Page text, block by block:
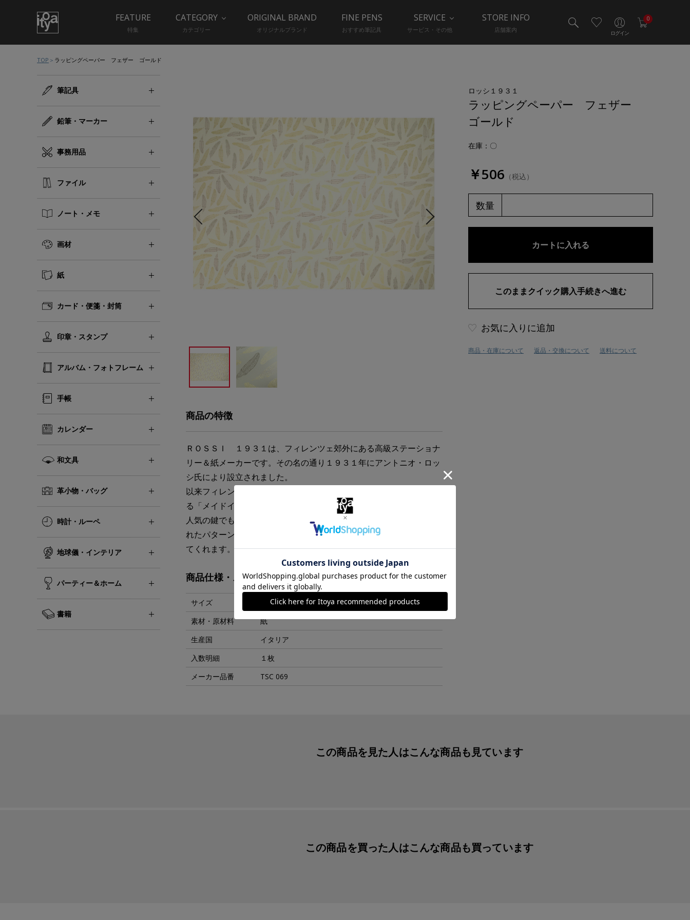
ログイン
0
FEATURE
特集
CATEGORY
カテゴリー
ORIGINAL BRAND
オリジナルブランド
FINE PENS
おすすめ筆記具
SERVICE
サービス・その他
STORE INFO
店舗案内
TOP ラッピングペーパー フェザー ゴールド
筆記具
鉛筆・マーカー
事務用品
ファイル
ノート・メモ
画材
紙
カード・便箋・封筒
印章・スタンプ
アルバム・フォトフレーム
手帳
カレンダー
和文具
革小物・バッグ
時計・ルーペ
地球儀・インテリア
パーティー＆ホーム
書籍
ロッシ１９３１
ラッピングペーパー フェザー
ゴールド
在庫：〇
￥506 （税込）
数量
お気に入りに追加
商品・在庫について 返品・交換について 送料について
商品の特徴
ＲＯＳＳＩ １９３１は、フィレンツェ郊外にある高級ステーショナ
リー＆紙メーカーです。その名の通り１９３１年にアントニオ・ロッ
シ氏により設立されました。
以来フィレンツェに息づく美しさ、芸術、職人の技術などを基礎とす
る「メイドインイタリー」にこだわった製品を作り続けています。
人気の鍵でもある高品質の紙にレタープレスと箔などを用いて印刷さ
れたパターンデザインは、クラシカルな中にもモダンな印象を演出し
てくれます。
商品仕様・スペック
サイズ
500x700mm
素材・原材料
紙
生産国
イタリア
入数明細
１枚
メーカー品番
TSC 069
この商品を見た人はこんな商品も見ています
この商品を買った人はこんな商品も買っています